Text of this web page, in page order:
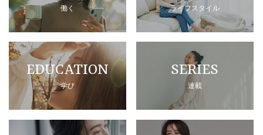
働く ライフスタイル
EDUCATION
学び
SERIES
連載